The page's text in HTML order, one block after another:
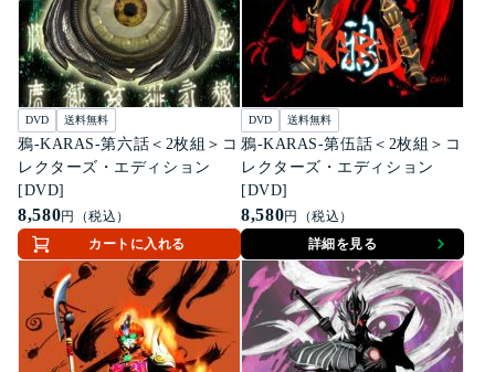
DVD 送料無料
鴉-KARAS-第六話＜2枚組＞コ
レクターズ・エディション
[DVD]
8,580円（税込）
カートに入れる
DVD 送料無料
鴉-KARAS-第伍話＜2枚組＞コ
レクターズ・エディション
[DVD]
8,580円（税込）
詳細を見る